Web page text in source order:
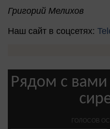
Григорий Мелихов
Наш сайт в соцсетях: